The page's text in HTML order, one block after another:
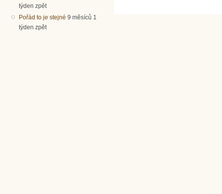
týden zpět
Pořád to je stejné 9 měsíců 1
týden zpět